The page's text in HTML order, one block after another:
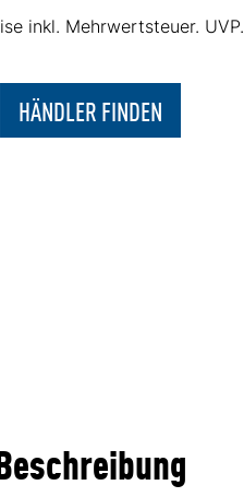
inkl. Mehrwertsteuer. UVP.
HÄNDLER FINDEN